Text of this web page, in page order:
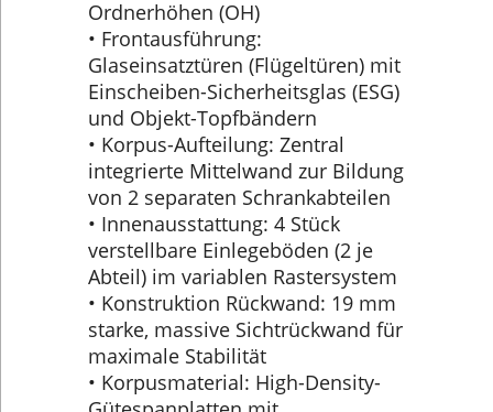
Ordnerhöhen (OH)
• Frontausführung:
Glaseinsatztüren (Flügeltüren) mit
Einscheiben-Sicherheitsglas (ESG)
und Objekt-Topfbändern
• Korpus-Aufteilung: Zentral
integrierte Mittelwand zur Bildung
von 2 separaten Schrankabteilen
• Innenausstattung: 4 Stück
verstellbare Einlegeböden (2 je
Abteil) im variablen Rastersystem
• Konstruktion Rückwand: 19 mm
starke, massive Sichtrückwand für
maximale Stabilität
• Korpusmaterial: High-Density-